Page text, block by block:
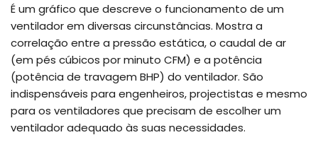
É um gráfico que descreve o funcionamento de um
ventilador em diversas circunstâncias. Mostra a
correlação entre a pressão estática, o caudal de ar
(em pés cúbicos por minuto CFM) e a potência
(potência de travagem BHP) do ventilador. São
indispensáveis para engenheiros, projectistas e mesmo
para os ventiladores que precisam de escolher um
ventilador adequado às suas necessidades.